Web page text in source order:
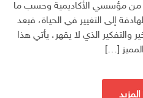
من مؤسسي الأكاديمية وحسب ما
إلى التغيير في الحياة، فبعد
والتفكير الذي لا يقهر، يأتي هذا
[…]
المزيد